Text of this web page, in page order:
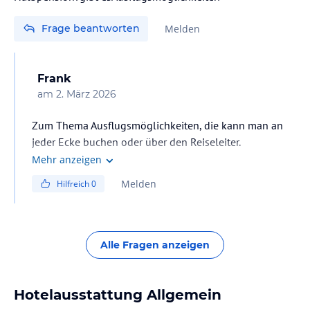
Frage beantworten Melden
Frank
am 2. März 2026
Zum Thema Ausflugsmöglichkeiten, die kann man an
jeder Ecke buchen oder über den Reiseleiter.
Halbpension kann man buchen wenn man zu faul zum
Meine persönliche Meinung, rausgehen zum Essen. Es
Mehr anzeigen
Hilfreich0 Melden
Alle Fragen anzeigen
Hotelausstattung Allgemein